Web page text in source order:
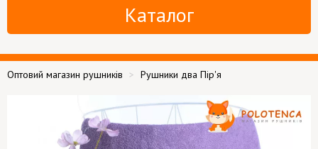
Каталог
Оптовий магазин рушників Рушники два Пір'я